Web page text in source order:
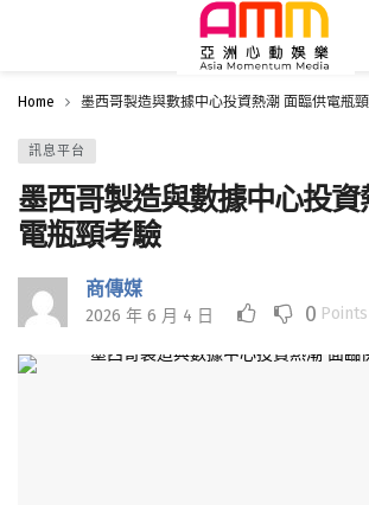
Home 墨西哥製造與數據中心投資熱潮 面臨供電瓶
訊息平台
墨西哥製造與數據中心投資
電瓶頸考驗
商傳媒
2026 年 6 月 4 日 0 Points